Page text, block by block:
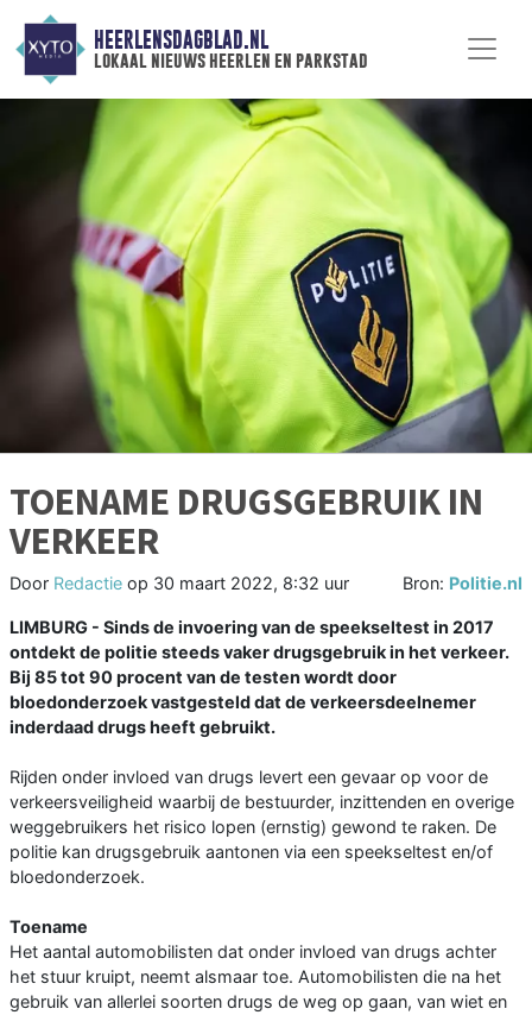
HEERLENSDAGBLAD.NL
lokaal nieuws heerlen en parkstad
TOENAME DRUGSGEBRUIK IN
VERKEER
Door Redactie op 30 maart 2022, 8:32 uur Bron: Politie.nl
LIMBURG - Sinds de invoering van de speekseltest in 2017
ontdekt de politie steeds vaker drugsgebruik in het verkeer.
Bij 85 tot 90 procent van de testen wordt door
bloedonderzoek vastgesteld dat de verkeersdeelnemer
inderdaad drugs heeft gebruikt.
Rijden onder invloed van drugs levert een gevaar op voor de
verkeersveiligheid waarbij de bestuurder, inzittenden en overige
weggebruikers het risico lopen (ernstig) gewond te raken. De
politie kan drugsgebruik aantonen via een speekseltest en/of
bloedonderzoek.
Toename
Het aantal automobilisten dat onder invloed van drugs achter
het stuur kruipt, neemt alsmaar toe. Automobilisten die na het
gebruik van allerlei soorten drugs de weg op gaan, van wiet en